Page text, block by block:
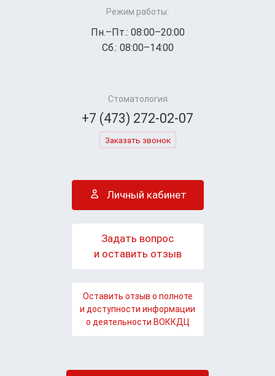
Режим работы:
Пн.–Пт.: 08:00–20:00
Сб.: 08:00–14:00
Стоматология
+7 (473) 272-02-07
Заказать звонок
Личный кабинет
Задать вопрос
и оставить отзыв
Оставить отзыв о полноте
и доступности информации
о деятельности ВОККДЦ